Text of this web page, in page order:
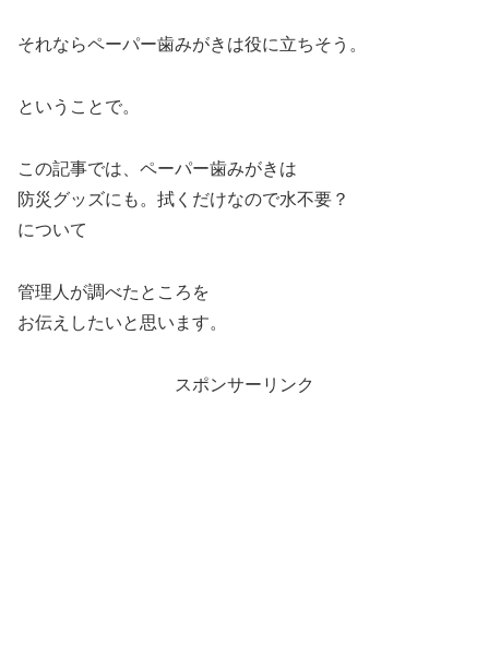
それならペーパー歯みがきは役に立ちそう。
ということで。
この記事では、ペーパー歯みがきは
防災グッズにも。拭くだけなので水不要？
について
管理人が調べたところを
お伝えしたいと思います。
スポンサーリンク